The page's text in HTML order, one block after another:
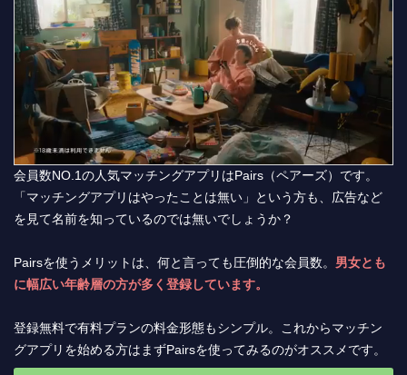
会員数NO.1の人気マッチングアプリはPairs（ペアーズ）です。
「マッチングアプリはやったことは無い」という方も、広告など
を見て名前を知っているのでは無いでしょうか？
Pairsを使うメリットは、何と言っても圧倒的な会員数。 男女とも
に幅広い年齢層の方が多く登録しています。
登録無料で有料プランの料金形態もシンプル。これからマッチン
グアプリを始める方はまずPairsを使ってみるのがオススメです。